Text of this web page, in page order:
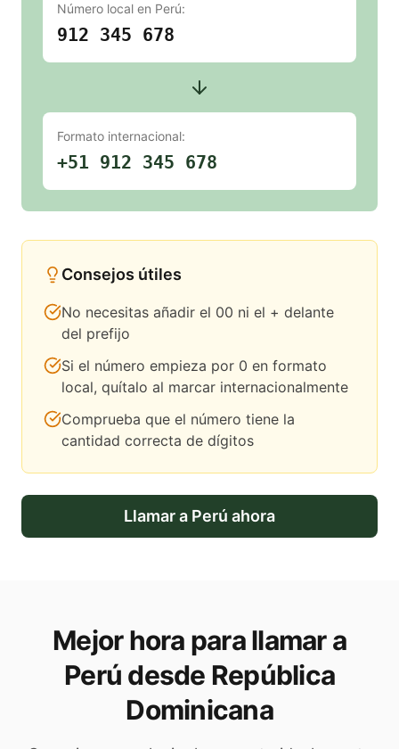
Número local en Perú:
912 345 678
Formato internacional:
+51 912 345 678
Consejos útiles
No necesitas añadir el 00 ni el + delante
del prefijo
Si el número empieza por 0 en formato
local, quítalo al marcar internacionalmente
Comprueba que el número tiene la
cantidad correcta de dígitos
Llamar a Perú ahora
Mejor hora para llamar a
Perú desde República
Dominicana